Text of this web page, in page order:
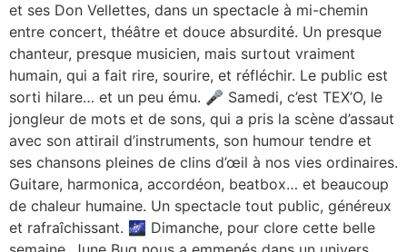
et ses Don Vellettes, dans un spectacle à mi-chemin
entre concert, théâtre et douce absurdité. Un presque
chanteur, presque musicien, mais surtout vraiment
humain, qui a fait rire, sourire, et réfléchir. Le public est
sorti hilare… et un peu ému. 🎤 Samedi, c’est TEX’O, le
jongleur de mots et de sons, qui a pris la scène d’assaut
avec son attirail d’instruments, son humour tendre et
ses chansons pleines de clins d’œil à nos vies ordinaires.
Guitare, harmonica, accordéon, beatbox… et beaucoup
de chaleur humaine. Un spectacle tout public, généreux
et rafraîchissant. 🌌 Dimanche, pour clore cette belle